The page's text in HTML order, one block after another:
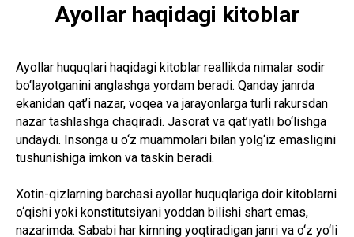
Ayollar haqidagi kitoblar
Ayollar huquqlari haqidagi kitoblar reallikda nimalar sodir
bo‘layotganini anglashga yordam beradi. Qanday janrda
ekanidan qat’i nazar, voqea va jarayonlarga turli rakursdan
nazar tashlashga chaqiradi. Jasorat va qat’iyatli bo‘lishga
undaydi. Insonga u o‘z muammolari bilan yolg‘iz emasligini
tushunishiga imkon va taskin beradi.
Xotin-qizlarning barchasi ayollar huquqlariga doir kitoblarni
o‘qishi yoki konstitutsiyani yoddan bilishi shart emas,
nazarimda. Sababi har kimning yoqtiradigan janri va o‘z yo‘li